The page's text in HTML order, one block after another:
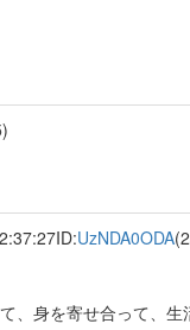
ID:UzNDA0ODA
、身を寄せ合って、